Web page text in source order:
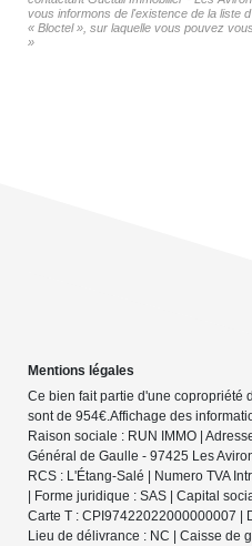
vous informons de l'existence de la liste
« Bloctel », sur laquelle vous pouvez
»
Mentions légales
Ce bien fait partie d'une copropriété
sont de 954€.Affichage des
Raison sociale : RUN IMMO |
Général de Gaulle - 97425 Les
RCS : L'Étang-Salé | Numero TVA
| Forme juridique : SAS | Capital
Carte T : CPI97422022000000007 |
Lieu de délivrance : NC | Caisse de